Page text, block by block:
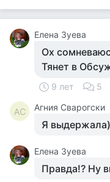
Елена Зуева
Ох
Тянет в
9 лет 5
АС Агния Сварогски
Я
Елена Зуева
Правда!? Ну